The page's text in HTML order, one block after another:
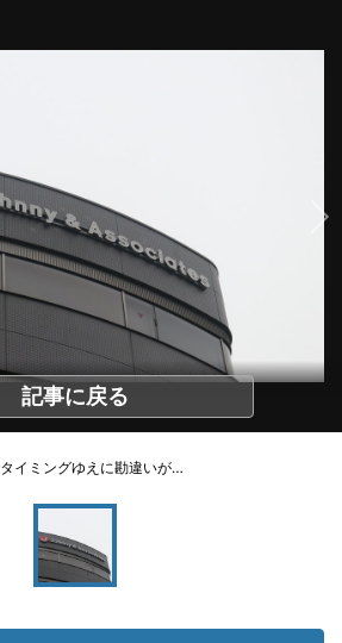
記事に戻る
タイミングゆえに勘違いが…